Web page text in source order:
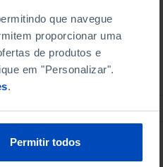
que navegue
proporcionar uma
de produtos e
em "Personalizar".
.
Permitir todos
ORDENAR POR